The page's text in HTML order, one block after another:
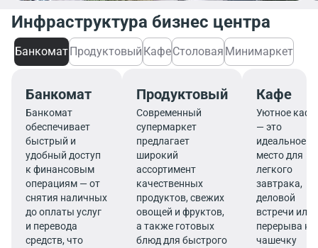
Инфраструктура бизнес центра
БанкоматПродуктовый КафеСтоловая Минимаркет
Банкомат
Банкомат
обеспечивает
быстрый и
удобный доступ
к финансовым
операциям — от
снятия наличных
до оплаты услуг
и перевода
средств, что
Продуктовый
Современный
супермаркет
предлагает
широкий
ассортимент
качественных
продуктов, свежих
овощей и фруктов,
а также готовых
блюд для быстрого
Кафе
Уютное кафе
— это
идеальное
место для
легкого
завтрака,
деловой
встречи или
перерыва на
чашечку